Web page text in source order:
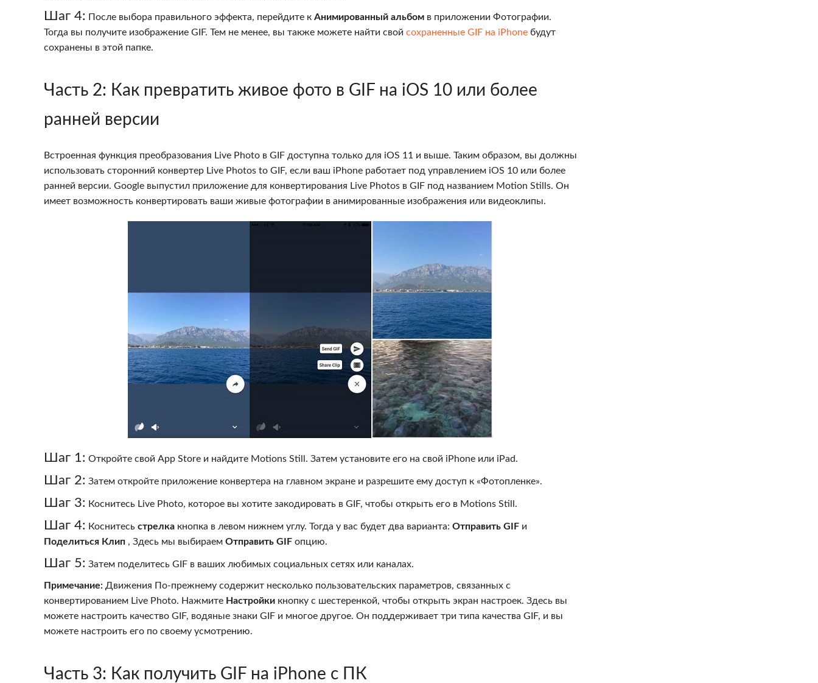
Шаг 4: После выбора правильного эффекта, перейдите к Анимированный альбом в приложении Фотографии.
Тогда вы получите изображение GIF. Тем не менее, вы также можете найти свой сохраненные GIF на iPhone будут
сохранены в этой папке.
Часть 2: Как превратить живое фото в GIF на iOS 10 или более
ранней версии
Встроенная функция преобразования Live Photo в GIF доступна только для iOS 11 и выше. Таким образом, вы должны
использовать сторонний конвертер Live Photos to GIF, если ваш iPhone работает под управлением iOS 10 или более
ранней версии. Google выпустил приложение для конвертирования Live Photos в GIF под названием Motion Stills. Он
имеет возможность конвертировать ваши живые фотографии в анимированные изображения или видеоклипы.
Шаг 1: Откройте свой App Store и найдите Motions Still. Затем установите его на свой iPhone или iPad.
Шаг 2: Затем откройте приложение конвертера на главном экране и разрешите ему доступ к «Фотопленке».
Шаг 3: Коснитесь Live Photo, которое вы хотите закодировать в GIF, чтобы открыть его в Motions Still.
Шаг 4: Коснитесь стрелка кнопка в левом нижнем углу. Тогда у вас будет два варианта: Отправить GIF и
Поделиться Клип , Здесь мы выбираем Отправить GIF опцию.
Шаг 5: Затем поделитесь GIF в ваших любимых социальных сетях или каналах.
Примечание: Движения По-прежнему содержит несколько пользовательских параметров, связанных с
конвертированием Live Photo. Нажмите Настройки кнопку с шестеренкой, чтобы открыть экран настроек. Здесь вы
можете настроить качество GIF, водяные знаки GIF и многое другое. Он поддерживает три типа качества GIF, и вы
можете настроить его по своему усмотрению.
Часть 3: Как получить GIF на iPhone с ПК